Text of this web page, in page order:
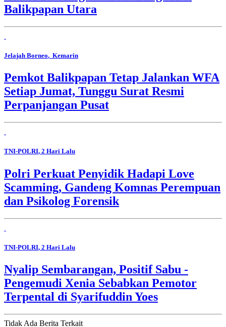
Balikpapan Utara
Jelajah Borneo, Kemarin
Pemkot Balikpapan Tetap Jalankan WFA
Setiap Jumat, Tunggu Surat Resmi
Perpanjangan Pusat
TNI-POLRI, 2 Hari Lalu
Polri Perkuat Penyidik Hadapi Love
Scamming, Gandeng Komnas Perempuan
dan Psikolog Forensik
TNI-POLRI, 2 Hari Lalu
Nyalip Sembarangan, Positif Sabu -
Pengemudi Xenia Sebabkan Pemotor
Terpental di Syarifuddin Yoes
Tidak Ada Berita Terkait